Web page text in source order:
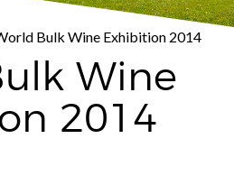
Bulk Wine Exhibition 2014
Wine
2014